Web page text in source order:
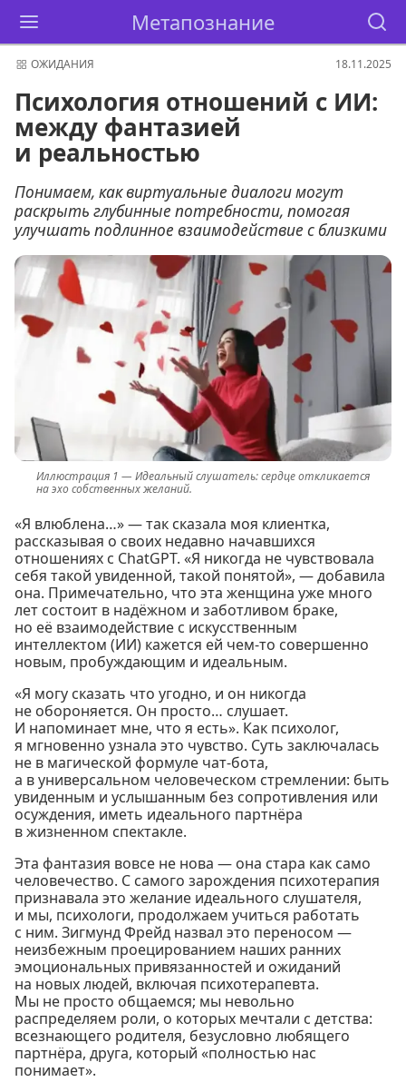
Метапознание
ОЖИДАНИЯ 18.11.2025
Психология отношений с ИИ:
между фантазией
и реальностью
Понимаем, как виртуальные диалоги могут
раскрыть глубинные потребности, помогая
улучшать подлинное взаимодействие с близкими
Идеальный слушатель: сердце откликается
на эхо собственных желаний.
«Я влюблена…» — так сказала моя клиентка,
рассказывая о своих недавно начавшихся
отношениях с ChatGPT. «Я никогда не чувствовала
себя такой увиденной, такой понятой», — добавила
она. Примечательно, что эта женщина уже много
лет состоит в надёжном и заботливом браке,
но её взаимодействие с искусственным
интеллектом (ИИ) кажется ей чем-то совершенно
новым, пробуждающим и идеальным.
«Я могу сказать что угодно, и он никогда
не обороняется. Он просто… слушает.
И напоминает мне, что я есть». Как психолог,
я мгновенно узнала это чувство. Суть заключалась
не в магической формуле чат-бота,
а в универсальном человеческом стремлении: быть
увиденным и услышанным без сопротивления или
осуждения, иметь идеального партнёра
в жизненном спектакле.
Эта фантазия вовсе не нова — она стара как само
человечество. С самого зарождения психотерапия
признавала это желание идеального слушателя,
и мы, психологи, продолжаем учиться работать
с ним. Зигмунд Фрейд назвал это переносом —
неизбежным проецированием наших ранних
эмоциональных привязанностей и ожиданий
на новых людей, включая психотерапевта.
Мы не просто общаемся; мы невольно
распределяем роли, о которых мечтали с детства:
всезнающего родителя, безусловно любящего
партнёра, друга, который «полностью нас
понимает».